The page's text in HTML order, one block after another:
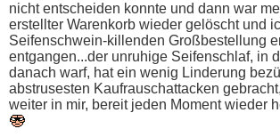
nicht entscheiden konnte und dann war
erstellter Warenkorb wieder gelöscht und
Seifenschwein-killenden Großbestellung
entgangen...der unruhige Seifenschlaf, in
danach warf, hat ein wenig Linderung
abstrusesten Kaufrauschattacken
weiter in mir, bereit jeden Moment wieder